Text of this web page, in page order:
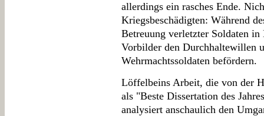
allerdings ein rasches Ende.
Kriegsbeschädigten: Während
Betreuung verletzter Soldaten
Vorbilder den Durchhaltewillen
Wehrmachtssoldaten befördern.
Löffelbeins Arbeit, die von der
als "Beste Dissertation des
analysiert anschaulich den